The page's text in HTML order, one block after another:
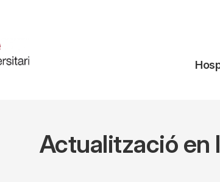
Actualització en